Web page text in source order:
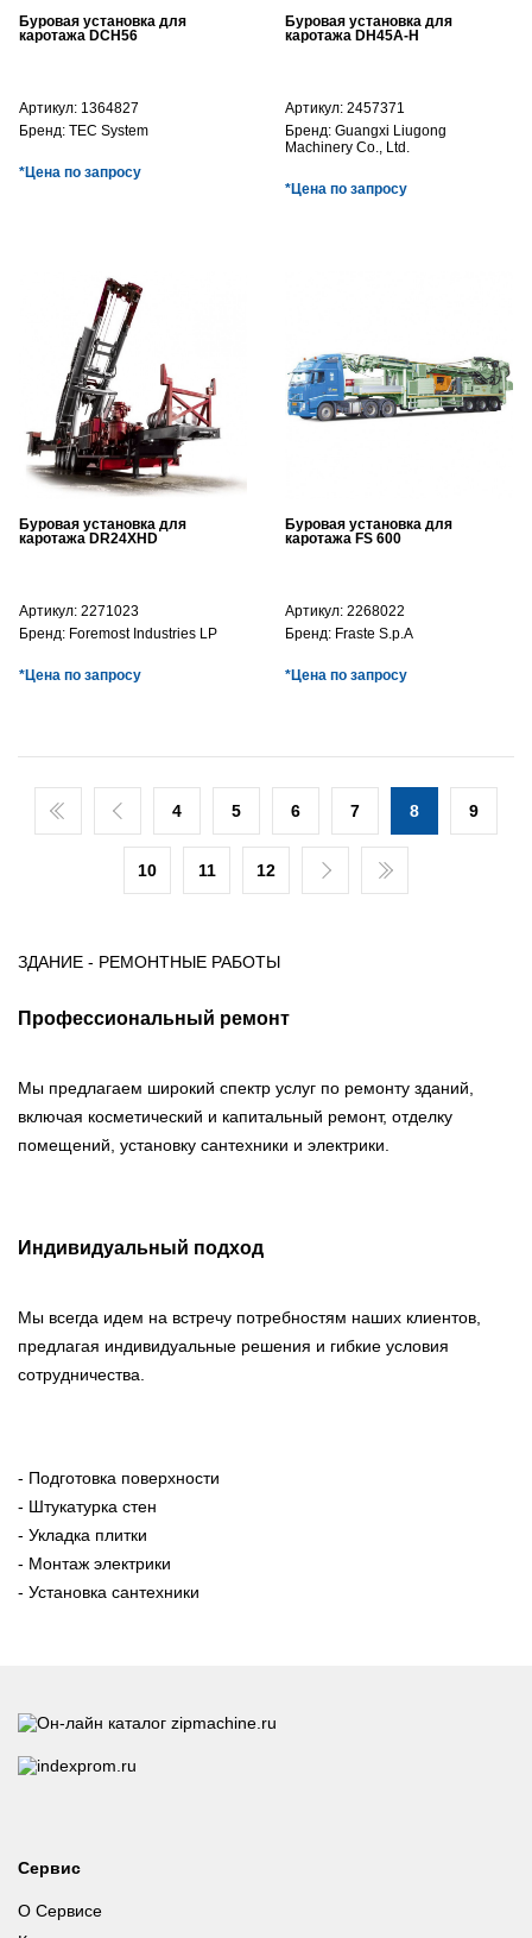
Буровая установка для
каротажа DCH56
Артикул: 1364827
Бренд: TEC System
*Цена по запросу
Буровая установка для
каротажа DH45A-H
Артикул: 2457371
Бренд: Guangxi Liugong
Machinery Co., Ltd.
*Цена по запросу
Буровая установка для
каротажа DR24XHD
Артикул: 2271023
Бренд: Foremost Industries LP
*Цена по запросу
Буровая установка для
каротажа FS 600
Артикул: 2268022
Бренд: Fraste S.p.A
*Цена по запросу
4 5 6 7 8 9
10 11 12
ЗДАНИЕ - РЕМОНТНЫЕ РАБОТЫ
Профессиональный ремонт
Мы предлагаем широкий спектр услуг по ремонту зданий,
включая косметический и капитальный ремонт, отделку
помещений, установку сантехники и электрики.
Индивидуальный подход
Мы всегда идем на встречу потребностям наших клиентов,
предлагая индивидуальные решения и гибкие условия
сотрудничества.
- Подготовка поверхности
- Штукатурка стен
- Укладка плитки
- Монтаж электрики
- Установка сантехники
Сервис
О Сервисе